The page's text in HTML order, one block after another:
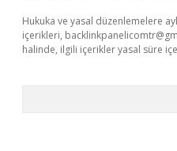
Hukuka ve yasal düzenlemelere
içerikleri,
halinde, ilgili içerikler yasal süre